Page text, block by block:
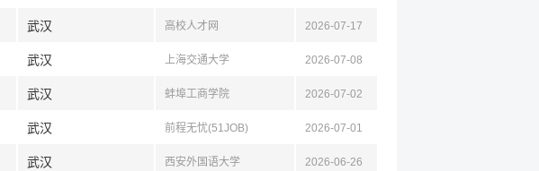
武汉 高校人才网 2026-07-17
武汉 上海交通大学 2026-07-08
武汉 蚌埠工商学院 2026-07-02
武汉 前程无忧(51JOB) 2026-07-01
武汉 西安外国语大学 2026-06-26